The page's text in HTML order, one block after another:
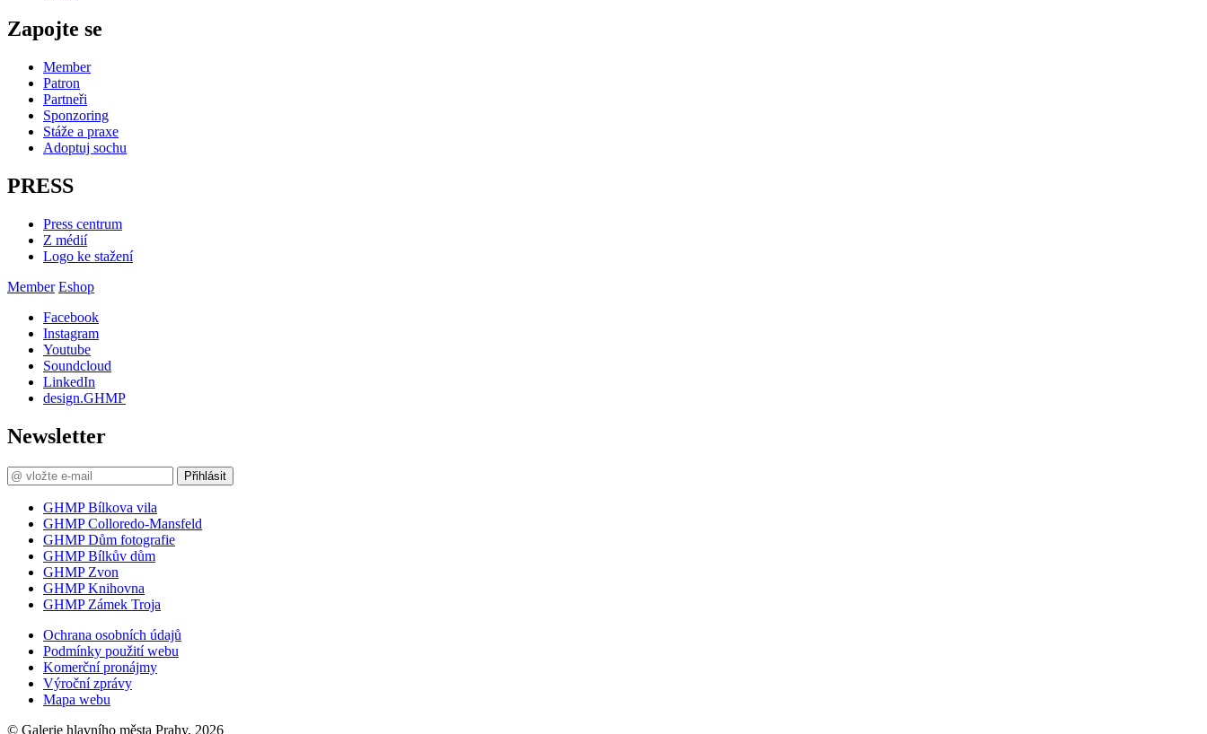
Zapojte se
Member
Patron
Partneři
Sponzoring
Stáže a praxe
Adoptuj sochu
PRESS
Press centrum
Z médií
Logo ke stažení
Member Eshop
Facebook
Instagram
Youtube
Soundcloud
LinkedIn
design.GHMP
Newsletter
Přihlásit
GHMP Bílkova vila
GHMP Colloredo-Mansfeld
GHMP Dům fotografie
GHMP Bílkův dům
GHMP Zvon
GHMP Knihovna
GHMP Zámek Troja
Ochrana osobních údajů
Podmínky použití webu
Komerční pronájmy
Výroční zprávy
Mapa webu
© Galerie hlavního města Prahy, 2026